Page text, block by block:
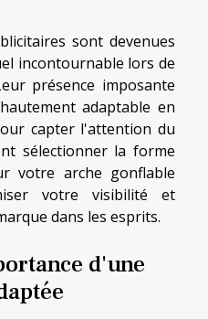
sont devenues
incontournable lors de
présence imposante
adaptable en
capter l'attention du
sélectionner la forme
votre arche gonflable
votre visibilité et
dans les esprits.
d'une